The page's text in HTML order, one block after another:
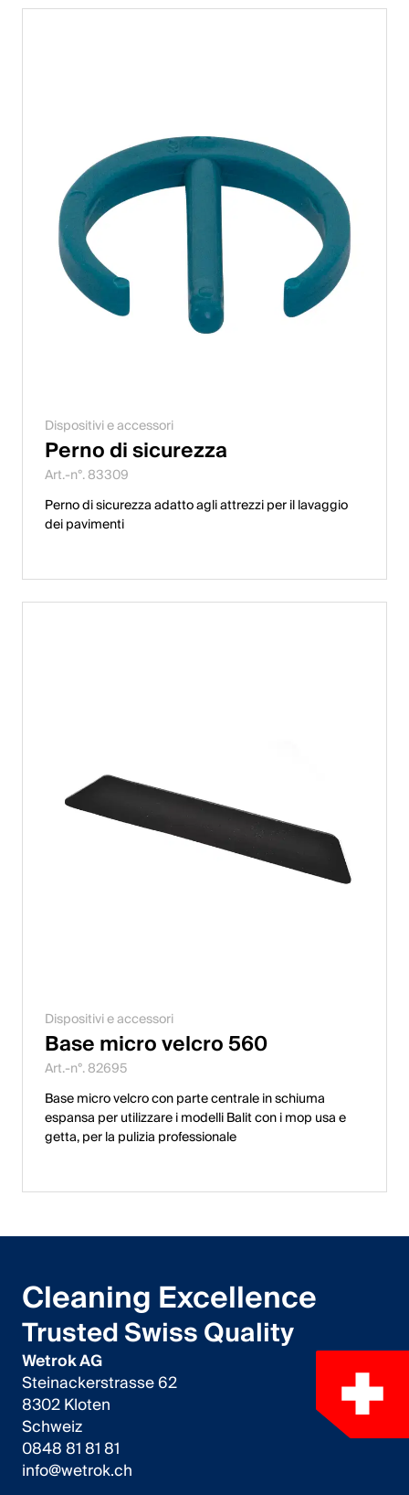
Dispositivi e accessori
Perno di sicurezza
Art.-n°. 83309
Perno di sicurezza adatto agli attrezzi per il lavaggio
dei pavimenti
Dispositivi e accessori
Base micro velcro 560
Art.-n°. 82695
Base micro velcro con parte centrale in schiuma
espansa per utilizzare i modelli Balit con i mop usa e
getta, per la pulizia professionale
Cleaning Excellence
Trusted Swiss Quality
Wetrok AG
Steinackerstrasse 62
8302 Kloten
Schweiz
0848 81 81 81
info@wetrok.ch